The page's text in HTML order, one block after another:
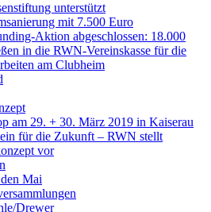
unterstützt
mit 7.500 Euro
Aktion abgeschlossen: 18.000
in die RWN-Vereinskasse für die
am Clubheim
am 29. + 30. März 2019 in Kaiserau
für die Zukunft – RWN stellt
vor
Mai
Drewer